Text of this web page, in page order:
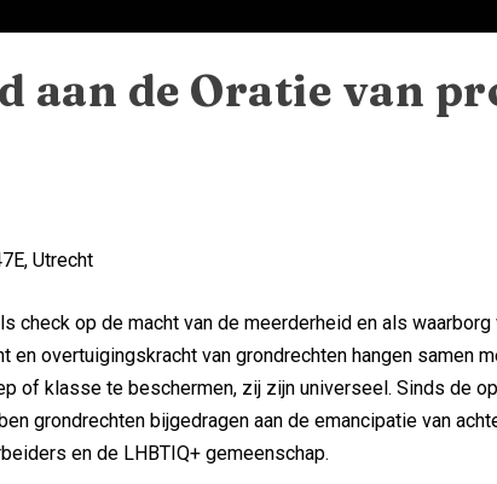
aan de Oratie van
Utrecht
check op de macht van de meerderheid en als waarborg
en overtuigingskracht van grondrechten hangen samen
of klasse te beschermen, zij zijn universeel. Sinds de
grondrechten bijgedragen aan de emancipatie van
en de LHBTIQ+ gemeenschap.